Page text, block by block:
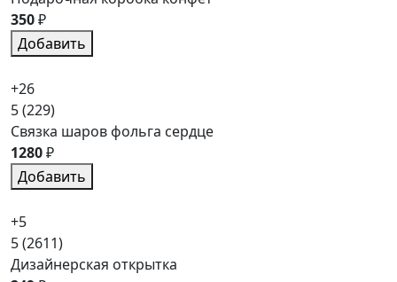
350₽
Добавить
+26
5(229)
Связка шаров фольга сердце
1280₽
Добавить
+5
5(2611)
Дизайнерская открытка